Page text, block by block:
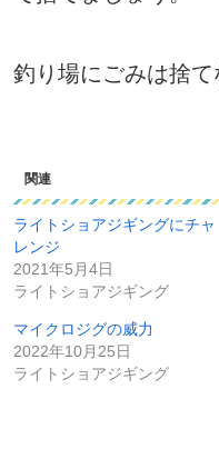
釣り場にごみは捨て
関連
ライトショアジギングにチャ
レンジ
2021年5月4日
ライトショアジギング
マイクロジグの威力
2022年10月25日
ライトショアジギング